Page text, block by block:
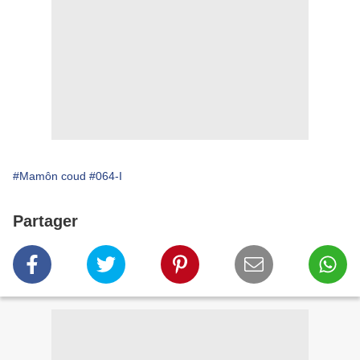
#Mamôn coud #064-I
Partager